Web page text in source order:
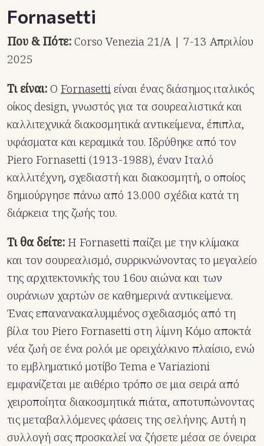
Fornasetti
Που & Πότε:Corso Venezia 21/A | 7-13 Απριλίου
2025
Τι είναι:Ο Fornasettiείναι ένας διάσημος ιταλικός
οίκος design, γνωστός για τα σουρεαλιστικά και
καλλιτεχνικά διακοσμητικά αντικείμενα, έπιπλα,
υφάσματα και κεραμικά του. Ιδρύθηκε από τον
Piero Fornasetti (1913-1988), έναν Ιταλό
καλλιτέχνη, σχεδιαστή και διακοσμητή, ο οποίος
δημιούργησε πάνω από 13.000 σχέδια κατά τη
διάρκεια της ζωής του.
Τι θα δείτε: Η Fornasetti παίζει με την κλίμακα
και τον σουρεαλισμό, συρρικνώνοντας το μεγαλείο
της αρχιτεκτονικής του 16ου αιώνα και των
ουράνιων χαρτών σε καθημερινά αντικείμενα.
Ένας επανανακαλυμμένος σχεδιασμός από τη
βίλα του Piero Fornasetti στη λίμνη Κόμο αποκτά
νέα ζωή σε ένα ρολόι με ορειχάλκινο πλαίσιο, ενώ
το εμβληματικό μοτίβο Tema e Variazioni
εμφανίζεται με αιθέριο τρόπο σε μια σειρά από
χειροποίητα διακοσμητικά πιάτα, αποτυπώνοντας
τις μεταβαλλόμενες φάσεις της σελήνης. Αυτή η
συλλογή σας προσκαλεί να ζήσετε μέσα σε όνειρα